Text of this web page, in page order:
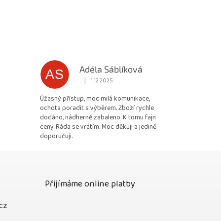
z 5 hvězdiček.
AS
Adéla Sáblíková
Hodnocení obchodu je 5 z 5 hvězdiček.
| 1.12.2025
Úžasný přístup, moc milá komunikace,
ochota poradit s výběrem. Zboží rychle
dodáno, nádherně zabaleno. K tomu fajn
ceny. Ráda se vrátím. Moc děkuji a jedině
doporučuji.
Přijímáme online platby